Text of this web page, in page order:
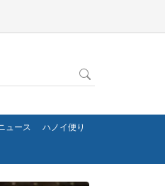
ュース ハノイ便り